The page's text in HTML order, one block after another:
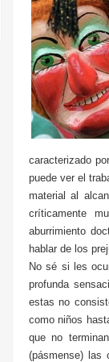
caracterizado
puede ver el
material al
críticamente
aburrimiento
hablar de los
No sé si les
profunda
estas no
como niños
que no
(pásmense) las